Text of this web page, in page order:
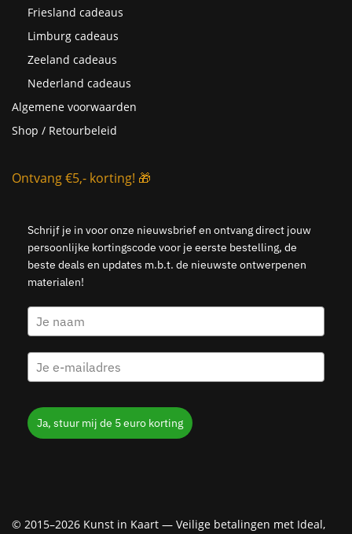
Friesland cadeaus
Limburg cadeaus
Zeeland cadeaus
Nederland cadeaus
Algemene voorwaarden
Shop / Retourbeleid
Ontvang €5,- korting! 🎁
Schrijf je in voor onze nieuwsbrief en ontvang direct jouw
persoonlijke kortingscode voor je eerste bestelling, de
beste deals en updates m.b.t. de nieuwste ontwerpenen
materialen!
Ja, stuur mij de 5 euro korting
© 2015–2026 Kunst in Kaart — Veilige betalingen met Ideal,